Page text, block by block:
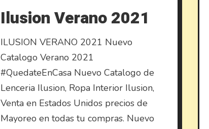
Ilusion Verano 2021
ILUSION VERANO 2021 Nuevo
Catalogo Verano 2021
#QuedateEnCasa Nuevo Catalogo de
Lenceria Ilusion, Ropa Interior Ilusion,
Venta en Estados Unidos precios de
Mayoreo en todas tu compras. Nuevo